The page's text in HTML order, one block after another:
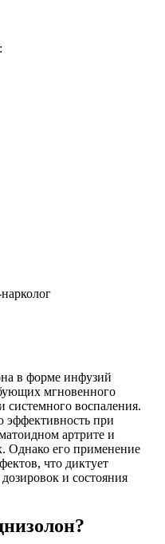
в форме инфузий
мгновенного
системного воспаления.
эффективность при
артрите и
Однако его применение
что диктует
и состояния